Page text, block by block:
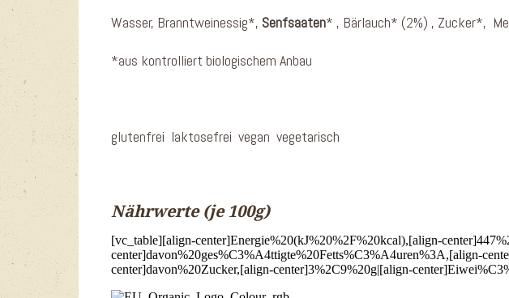
Wasser, Branntweinessig*, Senfsaaten* , Bärlauch* (2%) , Zucker*,
*aus kontrolliert biologischem Anbau
glutenfrei laktosefrei vegan vegetarisch
Nährwerte (je 100g)
[vc_table][align-center]Energie%20(kJ%20%2F%20kcal),[align-
center]davon%20ges%C3%A4ttigte%20Fetts%C3%A4uren%3A,[align-
center]davon%20Zucker,[align-center]3%2C9%20g|[align-